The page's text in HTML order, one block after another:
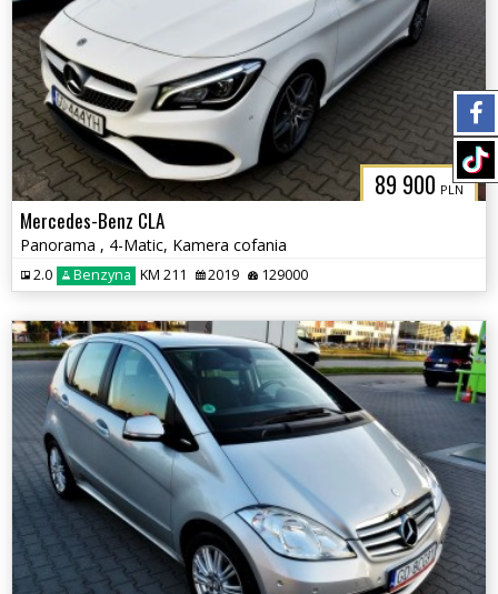
89 900 PLN
Mercedes-Benz CLA
Panorama , 4-Matic, Kamera cofania
2.0 Benzyna KM 211 2019 129000